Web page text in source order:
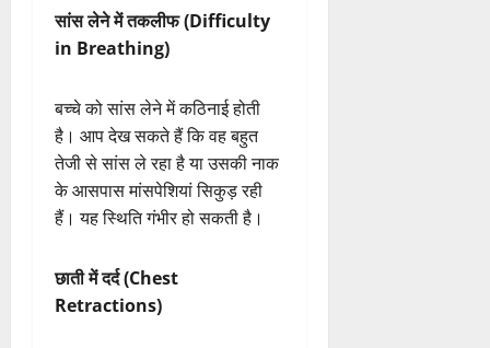
सूखी भी हो सकती है या बलगम
(mucus) के साथ। खांसी के साथ
है।
सांस लेने में तकलीफ (Difficulty
in Breathing)
है। आप देख सकते हैं कि वह बहुत
तेजी से सांस ले रहा है या उसकी नाक